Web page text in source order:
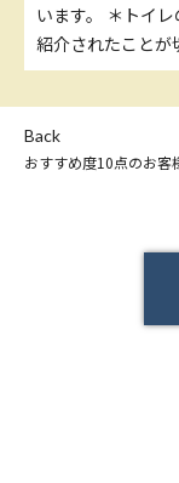
います。 ＊トイ
紹介されたことが
Back
おすすめ度10点のお客